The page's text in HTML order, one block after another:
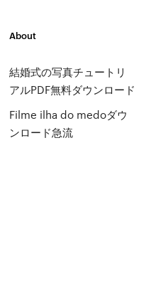
About
結婚式の写真チュートリ
アルPDF無料ダウンロード
Filme ilha do medoダウ
ンロード急流